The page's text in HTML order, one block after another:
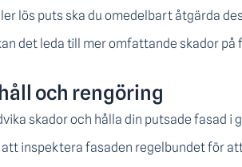
lös puts ska du omedelbart åtgärda
det leda till mer omfattande skador
och rengöring
skador och hålla din putsade fasad
att inspektera fasaden regelbundet för